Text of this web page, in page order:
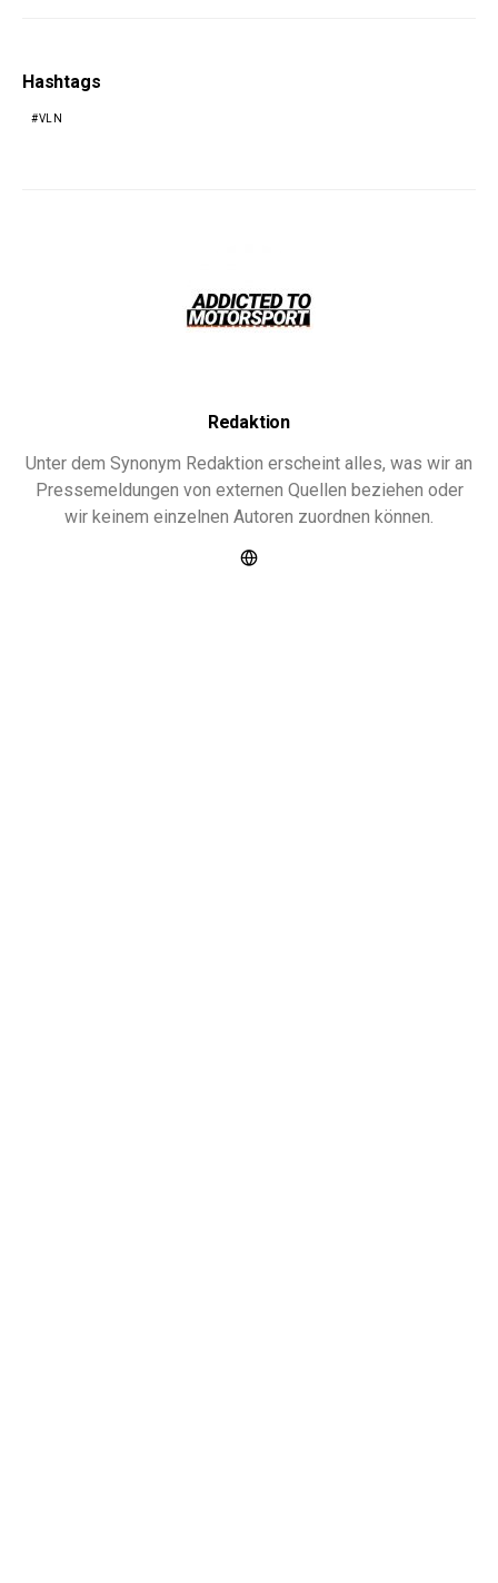
Hashtags
VLN
Redaktion
Unter dem Synonym Redaktion erscheint alles, was wir an
Pressemeldungen von externen Quellen beziehen oder
wir keinem einzelnen Autoren zuordnen können.